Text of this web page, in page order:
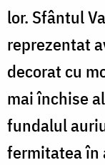
lor. Sfântul
reprezentat
decorat cu
mai închise
fundalul
fermitatea în